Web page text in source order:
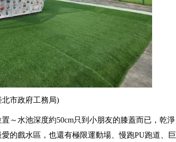
北市政府工務局)
～水池深度約50cm只到小朋友的膝蓋而已，乾淨
的戲水區，也還有極限運動場、慢跑PU跑道、巨